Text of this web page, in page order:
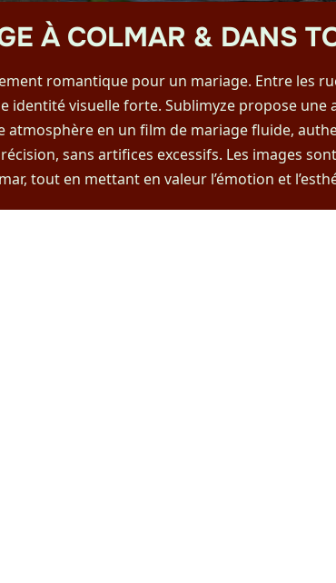
À COLMAR & DANS
romantique pour un mariage. Entre les
identité visuelle forte. Sublimyze propose
atmosphère en un film de mariage fluide,
sans artifices excessifs. Les images
tout en mettant en valeur l’émotion et